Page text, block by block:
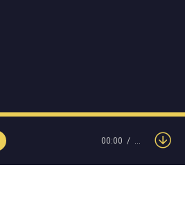
00:00 …